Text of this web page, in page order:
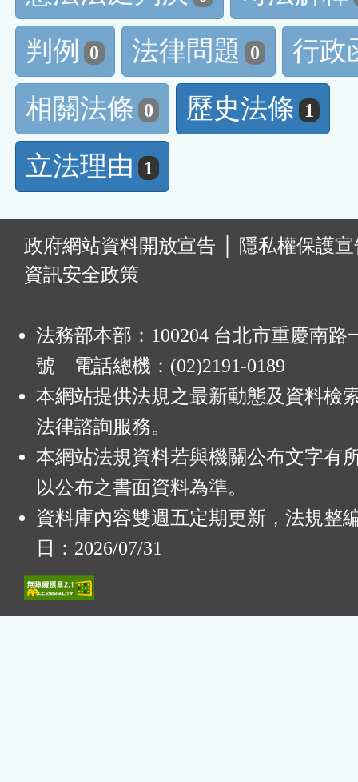
判例
0 法律問題 0
行政
相關法條 0 歷史法條 1
立法理由 1
政府網站資料開放宣告
隱私權保護
資訊安全政策
法務部本部：100204 台北市重慶南路
號 電話總機：(02)2191-0189
本網站提供法規之最新動態及資料檢
法律諮詢服務。
本網站法規資料若與機關公布文字有
以公布之書面資料為準。
資料庫內容雙週五定期更新，法規整
日：2026/07/31